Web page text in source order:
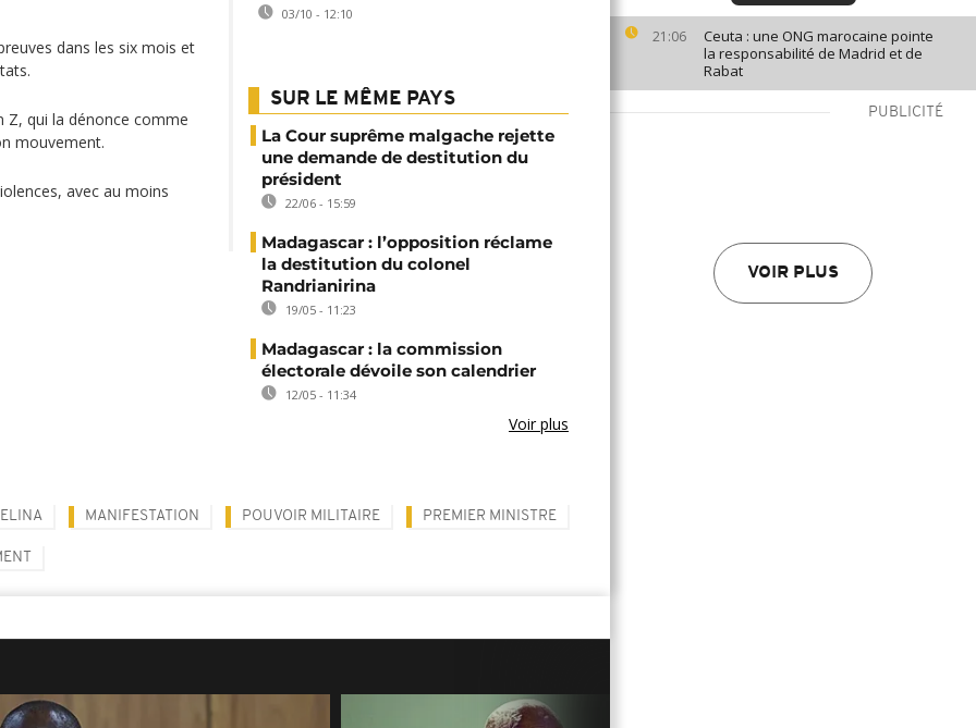
21:06
Ceuta : une ONG marocaine pointe
la responsabilité de Madrid et de
Rabat
PUBLICITÉ
VOIR PLUS
dans les six mois et
qui la dénonce comme
mouvement.
avec au moins
03/10 - 12:10
SUR LE MÊME PAYS
La Cour suprême malgache rejette
une demande de destitution du
président
22/06 - 15:59
Madagascar : l’opposition réclame
la destitution du colonel
Randrianirina
19/05 - 11:23
Madagascar : la commission
électorale dévoile son calendrier
12/05 - 11:34
Voir plus
MANIFESTATION POUVOIR MILITAIRE PREMIER MINISTRE